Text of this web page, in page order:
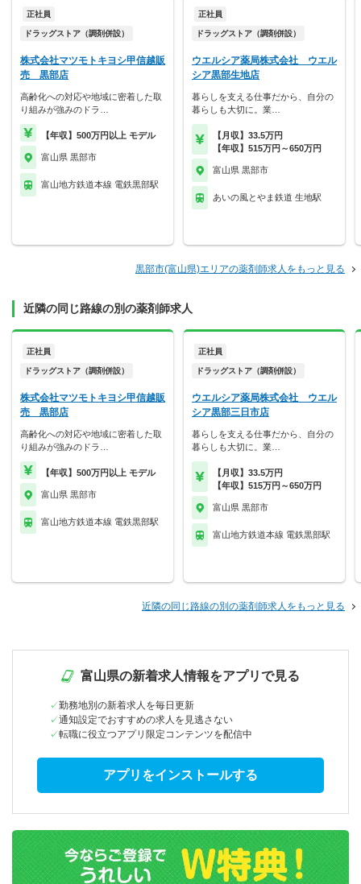
正社員
ドラッグストア（調剤併設）
株式会社マツモトキヨシ甲信越販
売 黒部店
高齢化への対応や地域に密着した取
り組みが強みのドラ…
【年収】500万円以上 モデル
富山県 黒部市
富山地方鉄道本線 電鉄黒部駅
正社員
ドラッグストア（調剤併設）
ウエルシア薬局株式会社 ウエル
シア黒部生地店
暮らしを支える仕事だから、自分の
暮らしも大切に。業…
【月収】33.5万円
【年収】515万円～650万円
富山県 黒部市
あいの風とやま鉄道 生地駅
黒部市(富山県)エリアの薬剤師求人をもっと見る
近隣の同じ路線の別の薬剤師求人
正社員
ドラッグストア（調剤併設）
株式会社マツモトキヨシ甲信越販
売 黒部店
高齢化への対応や地域に密着した取
り組みが強みのドラ…
【年収】500万円以上 モデル
富山県 黒部市
富山地方鉄道本線 電鉄黒部駅
正社員
ドラッグストア（調剤併設）
ウエルシア薬局株式会社 ウエル
シア黒部三日市店
暮らしを支える仕事だから、自分の
暮らしも大切に。業…
【月収】33.5万円
【年収】515万円～650万円
富山県 黒部市
富山地方鉄道本線 電鉄黒部駅
近隣の同じ路線の別の薬剤師求人をもっと見る
富山県の新着求人情報をアプリで見る
勤務地別の新着求人を毎日更新
通知設定でおすすめの求人を見逃さない
転職に役立つアプリ限定コンテンツを配信中
アプリをインストールする